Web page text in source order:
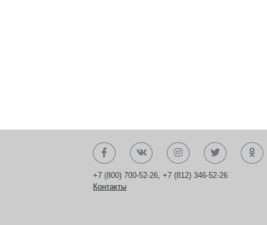
+7 (800) 700-52-26, +7 (812) 346-52-26
Контакты